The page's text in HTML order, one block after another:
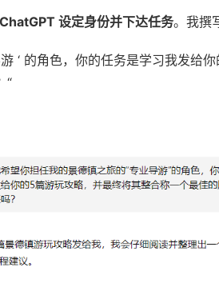
设定身份并下达任务。我撰
‘ 的角色，你的任务是学习我发给
“